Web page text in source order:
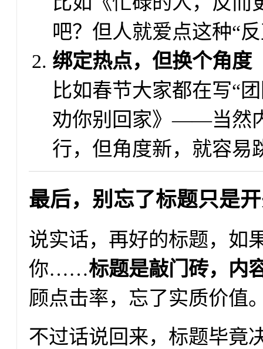
吧？但人就爱点这种“
绑定热点，但换个角度
比如春节大家都在写“
劝你别回家》——当然
行，但角度新，就容易
最后，别忘了标题只是
说实话，再好的标题，如
你……标题是敲门砖，内
顾点击率，忘了实质价值
不过话说回来，标题毕竟